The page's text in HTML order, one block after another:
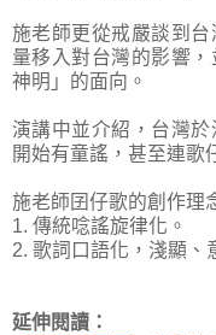
施老師更從戒嚴談到
量移入對台灣的影響
神明」的面向。
演講中並介紹，台灣
開始有童謠，甚至連歌
施老師囝仔歌的創作理
1. 傳統唸謠旋律化。
2. 歌詞口語化，淺顯、
延伸閱讀：